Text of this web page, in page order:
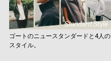
ゴートのニュースタンダードと4人の
スタイル。